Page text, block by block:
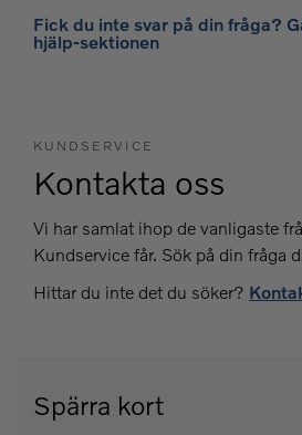
Fick du inte svar på din fråga?
hjälp-sektionen
KUNDSERVICE
Kontakta oss
Vi har samlat ihop de vanligaste
Kundservice får. Sök på din fråga
Hittar du inte det du söker?
Spärra kort